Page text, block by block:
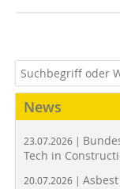
News
23.07.2026 |
Tech in
20.07.2026 |